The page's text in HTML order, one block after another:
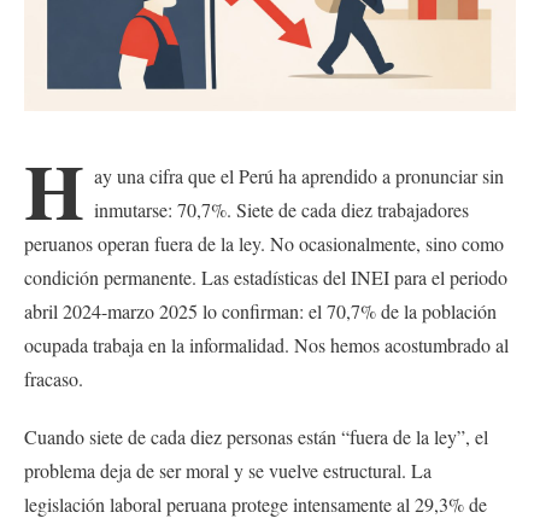
H ay una cifra que el Perú ha aprendido a pronunciar sin
inmutarse: 70,7%. Siete de cada diez trabajadores
peruanos operan fuera de la ley. No ocasionalmente, sino como
condición permanente. Las estadísticas del INEI para el periodo
abril 2024-marzo 2025 lo confirman: el 70,7% de la población
ocupada trabaja en la informalidad. Nos hemos acostumbrado al
fracaso.
Cuando siete de cada diez personas están “fuera de la ley”, el
problema deja de ser moral y se vuelve estructural. La
legislación laboral peruana protege intensamente al 29,3% de